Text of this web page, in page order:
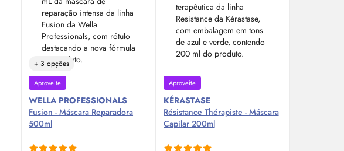
+ 3 opções
Aproveite
WELLA PROFESSIONALS
Fusion - Máscara Reparadora
500ml
Aproveite
KÉRASTASE
Résistance Thérapiste - Máscara
Capilar 200ml